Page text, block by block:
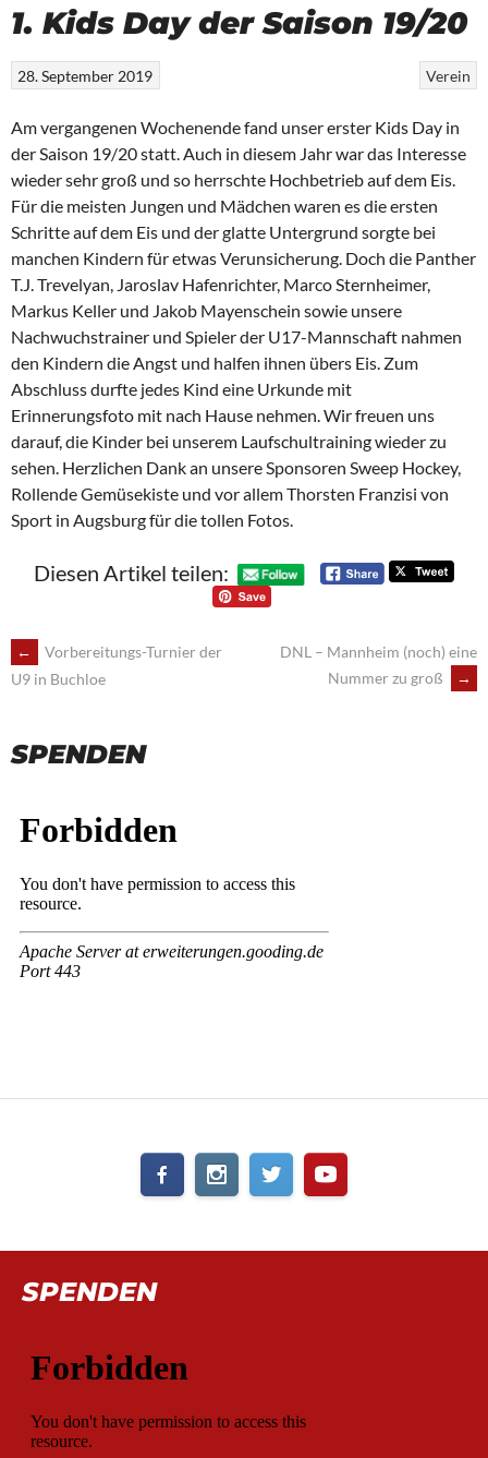
1. Kids Day der Saison 19/20
Verein
28. September 2019
Am vergangenen Wochenende fand unser erster Kids Day in
der Saison 19/20 statt. Auch in diesem Jahr war das Interesse
wieder sehr groß und so herrschte Hochbetrieb auf dem Eis.
Für die meisten Jungen und Mädchen waren es die ersten
Schritte auf dem Eis und der glatte Untergrund sorgte bei
manchen Kindern für etwas Verunsicherung. Doch die Panther
T.J. Trevelyan, Jaroslav Hafenrichter, Marco Sternheimer,
Markus Keller und Jakob Mayenschein sowie unsere
Nachwuchstrainer und Spieler der U17-Mannschaft nahmen
den Kindern die Angst und halfen ihnen übers Eis. Zum
Abschluss durfte jedes Kind eine Urkunde mit
Erinnerungsfoto mit nach Hause nehmen. Wir freuen uns
darauf, die Kinder bei unserem Laufschultraining wieder zu
sehen. Herzlichen Dank an unsere Sponsoren Sweep Hockey,
Rollende Gemüsekiste und vor allem Thorsten Franzisi von
Sport in Augsburg für die tollen Fotos.
Diesen Artikel teilen:
POST
←
Vorbereitungs-Turnier der
U9 in Buchloe
DNL – Mannheim (noch) eine
Nummer zu groß
→
SPENDEN
SPENDEN